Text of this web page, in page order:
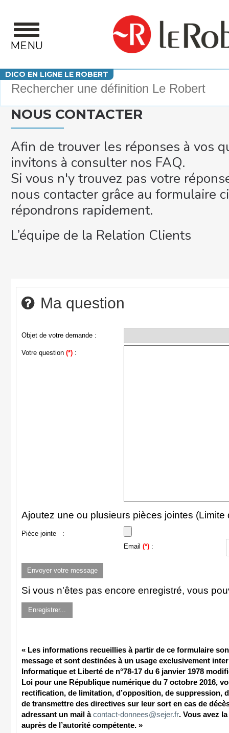
MENU
DICO EN LIGNE LE ROBERT
Votre recherche
NOUS CONTACTER
Afin de trouver les réponses à vos
invitons à consulter nos FAQ.
Si vous n'y trouvez pas votre
nous contacter grâce au formulaire
répondrons rapidement.
L’équipe de la Relation Clients